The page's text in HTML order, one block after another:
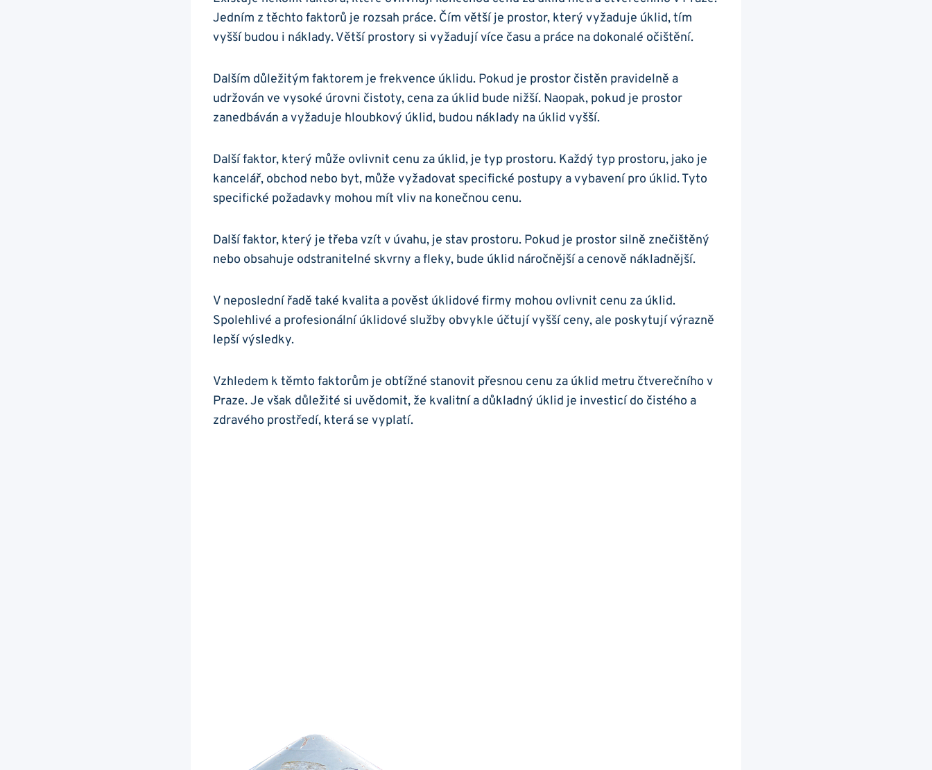
Jedním z těchto faktorů je rozsah práce. Čím větší je prostor, který vyžaduje úklid, tím
vyšší budou i náklady. Větší prostory si vyžadují více času a práce na dokonalé očištění.
Dalším důležitým faktorem je frekvence úklidu. Pokud je prostor čistěn pravidelně a
udržován ve vysoké úrovni čistoty, cena za úklid bude nižší. Naopak, pokud je prostor
zanedbáván a vyžaduje hloubkový úklid, budou náklady na úklid vyšší.
Další faktor, který může ovlivnit cenu za úklid, je typ prostoru. Každý typ prostoru, jako je
kancelář, obchod nebo byt, může vyžadovat specifické postupy a vybavení pro úklid. Tyto
specifické požadavky mohou mít vliv na konečnou cenu.
Další faktor, který je třeba vzít v úvahu, je stav prostoru. Pokud je prostor silně znečištěný
nebo obsahuje odstranitelné skvrny a fleky, bude úklid náročnější a cenově nákladnější.
V neposlední řadě také kvalita a pověst úklidové firmy mohou ovlivnit cenu za úklid.
Spolehlivé a profesionální úklidové služby obvykle účtují vyšší ceny, ale poskytují výrazně
lepší výsledky.
Vzhledem k těmto faktorům je obtížné stanovit přesnou cenu za úklid metru čtverečního v
Praze. Je však důležité si uvědomit, že kvalitní a důkladný úklid je investicí do čistého a
zdravého prostředí, která se vyplatí.